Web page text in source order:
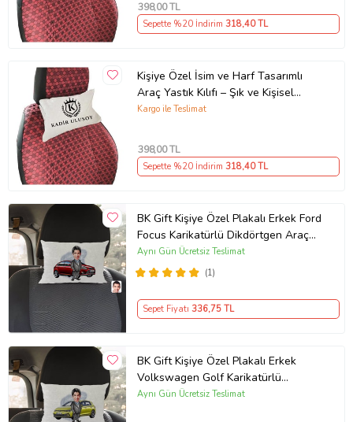
398,00 TL
Sepette %20 İndirim 318,40 TL
Kişiye Özel İsim ve Harf Tasarımlı
Araç Yastık Kılıfı – Şık ve Kişisel
Otomobil Aksesuarı (Eskimiş Beyaz)
Kargo ile Teslimat
398,00 TL
Sepette %20 İndirim 318,40 TL
BK Gift Kişiye Özel Plakalı Erkek Ford
Focus Karikatürlü Dikdörtgen Araç
Koltuk Yastığı-1
(1)
Aynı Gün Ücretsiz Teslimat
Sepet Fiyatı 336,75 TL
BK Gift Kişiye Özel Plakalı Erkek
Volkswagen Golf Karikatürlü
Dikdörtgen Araç Koltuk Yastığı-2
Aynı Gün Ücretsiz Teslimat